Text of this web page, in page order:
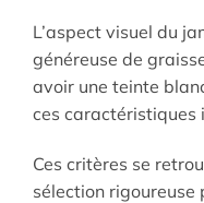
L’aspect visuel du
généreuse de
avoir une teinte
ces caractéristiques
Ces critères se
sélection rigoureuse